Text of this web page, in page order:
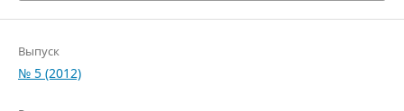
Выпуск
№ 5 (2012)